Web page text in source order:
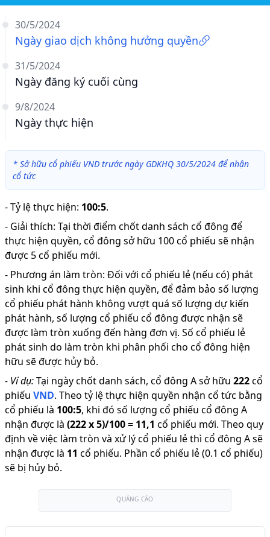
30/5/2024
Ngày giao dịch không hưởng quyền
31/5/2024
Ngày đăng ký cuối cùng
9/8/2024
Ngày thực hiện
* Sở hữu cổ phiếu VND trước ngày GDKHQ 30/5/2024 để nhận
cổ tức
-Tỷ lệ thực hiện: 100:5.
- Giải thích: Tại thời điểm chốt danh sách cổ đông để
thực hiện quyền, cổ đông sở hữu 100 cổ phiếu sẽ nhận
được 5 cổ phiếu mới.
- Phương án làm tròn: Đối với cổ phiếu lẻ (nếu có) phát
sinh khi cổ đông thực hiện quyền, để đảm bảo số lượng
cổ phiếu phát hành không vượt quá số lượng dự kiến
phát hành, số lượng cổ phiếu cổ đông được nhận sẽ
được làm tròn xuống đến hàng đơn vị. Số cổ phiếu lẻ
phát sinh do làm tròn khi phân phối cho cổ đông hiện
hữu sẽ được hủy bỏ.
- Ví dụ:Tại ngày chốt danh sách, cổ đông A sở hữu 222cổ
phiếu VND. Theo tỷ lệ thực hiện quyền nhận cổ tức bằng
cổ phiếu là 100:5, khi đó số lượng cổ phiếu cổ đông A
nhận được là (222x5)/100= 11,1 cổ phiếu mới. Theo quy
định về việc làm tròn và xử lý cổ phiếu lẻ thì cổ đông A sẽ
nhận được là 11 cổ phiếu. Phần cổ phiếu lẻ (0.1 cổ phiếu)
sẽ bị hủy bỏ.
QUẢNG CÁO